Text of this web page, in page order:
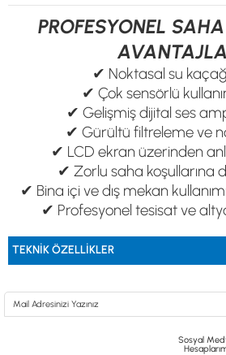
PROFESYONEL
✔ Noktasal su
✔ Çok sensörlü
✔ Gelişmiş dijital ses
✔ Gürültü filtreleme ve
✔ LCD ekran üzerinden
✔ Zorlu saha koşullarına
✔ Bina içi ve dış mekan
✔ Profesyonel tesisat ve
TEKNIK ÖZELLIKLER
Sosyal